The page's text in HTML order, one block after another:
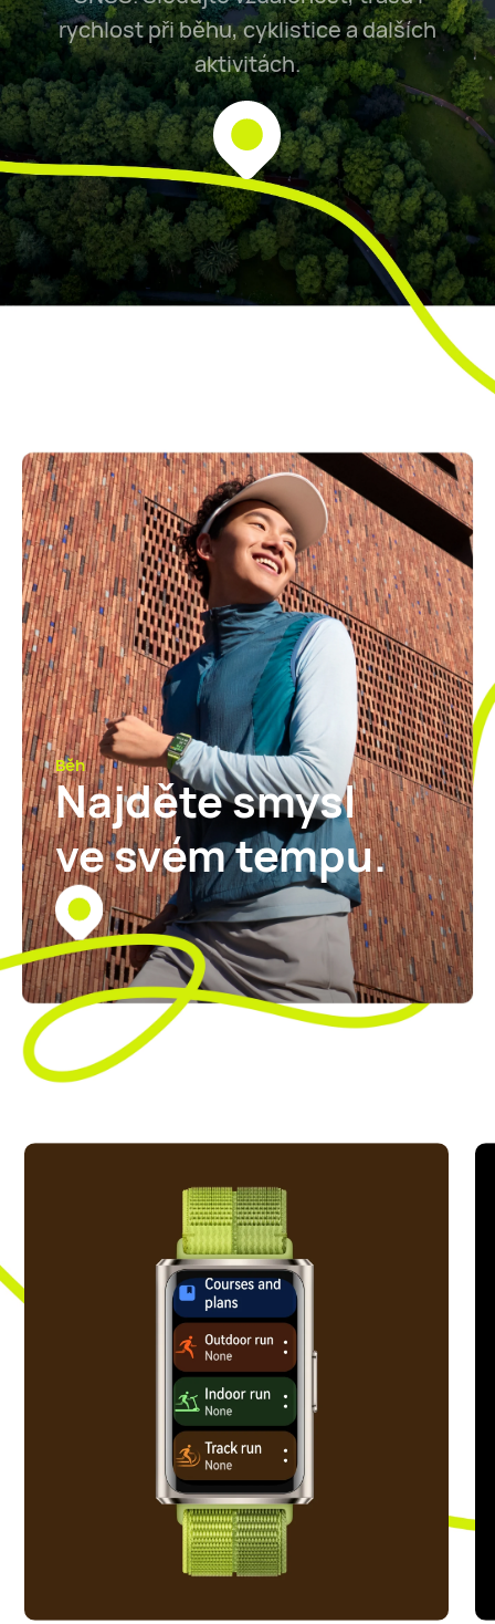
rychlost při běhu, cyklistice a dalších
aktivitách.
Běh
Najděte smysl
ve svém tempu.